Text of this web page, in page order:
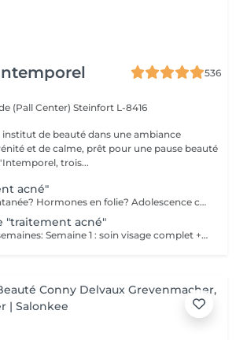
536
(Pall Center) Steinfort L-8416
de beauté dans une ambiance
et de calme, prêt pour une pause beauté
du temps. L'Intemporel, trois...
acné"
Poussée momentanée? Hormones en folie? Adolescence compliquée? Ce soin est pour vous. Le soin visage complet comprend un nettoyage en profondeur de la peau avec vapeur et extraction des comédons, un léger massage suivi de 20' de traitement LED et un masque apaisant ou purifiant. Le soin flash est conseillé en entretien suite à un soin complet, entre 2 soins par exemple ou si acné plus tenace. Il comprend un nettoyage du visage, un léger massage et le traitement LED 20'. Pourquoi la LED? La puissance de la lumière LED bleue agit rapidement et efficacement pour éliminer l'acné, les imperfections et l'inflammation existantes, sans dessécher la peau. Elle régule également la production de sébum pour prévenir de futures éruptions cutanées, laissant votre peau claire, saine et lisse.
"traitement acné"
Protocole sur 4 semaines: Semaine 1 : soin visage complet + un soin flash (espacé de 2 jours minimum) Semaine 2 / 3 et 4 : 2 soins flash (espacé de 2 jours minimum) Descriptif complet voir "Soin traitement acné"